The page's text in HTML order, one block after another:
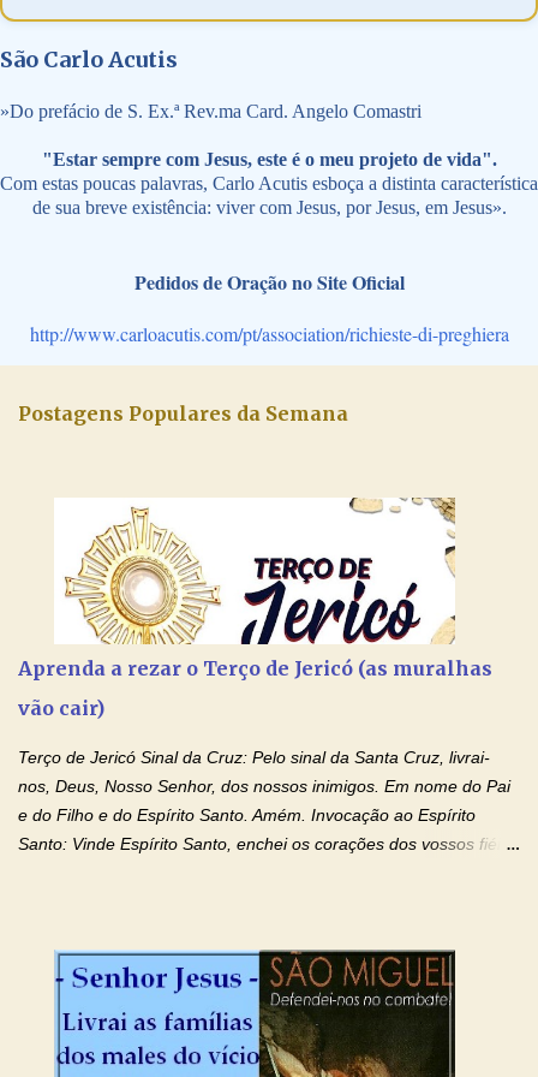
São Carlo Acutis
»Do prefácio de S. Ex.ª Rev.ma Card. Angelo Comastri
"Estar sempre com Jesus, este é o meu projeto de vida".
Com estas poucas palavras, Carlo Acutis esboça a distinta característica
de sua breve existência: viver com Jesus, por Jesus, em Jesus».
Pedidos de Oração no Site Oficial
http://www.carloacutis.com/pt/association/richieste-di-preghiera
Postagens Populares da Semana
Aprenda a rezar o Terço de Jericó (as muralhas
vão cair)
Terço de Jericó Sinal da Cruz: Pelo sinal da Santa Cruz, livrai-
nos, Deus, Nosso Senhor, dos nossos inimigos. Em nome do Pai
e do Filho e do Espírito Santo. Amém. Invocação ao Espírito
Santo: Vinde Espírito Santo, enchei os corações dos vossos fiéis
Santo, fazei que apreciemos retamente todas as coisas segundo
o mesmo Espírito e gozemos sempre da sua consolação. Por
Cristo, Senhor Nosso. Amém. Creio: Creio em Deus Pai Todo-
Poderoso, Criador do céu e da terra; e em Jesus Cristo, seu